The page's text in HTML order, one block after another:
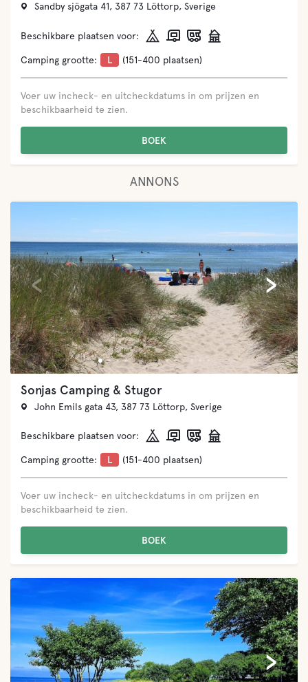
Sandby sjögata 41, 387 73 Löttorp, Sverige
Beschikbare plaatsen voor:
Camping grootte: L (151-400 plaatsen)
Voer uw incheck- en uitcheckdatums in om prijzen en
beschikbaarheid te zien.
BOEK
ANNONS
›
‹
Sonjas Camping & Stugor
John Emils gata 43, 387 73 Löttorp, Sverige
Beschikbare plaatsen voor:
Camping grootte: L (151-400 plaatsen)
Voer uw incheck- en uitcheckdatums in om prijzen en
beschikbaarheid te zien.
BOEK
›
‹